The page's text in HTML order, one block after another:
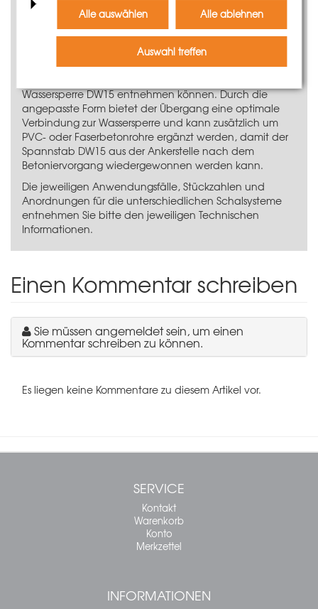
durchdachten Aufstecksystems sehr schnell und
spielend leicht zu montieren. Dazu müssen Sie nur den
Übergang auf die jeweiligen Enden der Wassersperre
DW15 aufstecken und den restlichen Aufbau zur
sicheren Abdichtung gegenüber Wasser durchführen,
Wassersperre DW15 entnehmen können. Durch die
angepasste Form bietet der Übergang eine optimale
Verbindung zur Wassersperre und kann zusätzlich um
PVC- oder Faserbetonrohre ergänzt werden, damit der
Spannstab DW15 aus der Ankerstelle nach dem
Betoniervorgang wiedergewonnen werden kann.
Die jeweiligen Anwendungsfälle, Stückzahlen und
Anordnungen für die unterschiedlichen Schalsysteme
entnehmen Sie bitte den jeweiligen Technischen
Informationen.
Einen Kommentar schreiben
Sie müssen angemeldet sein, um einen
Kommentar schreiben zu können.
Es liegen keine Kommentare zu diesem Artikel vor.
SERVICE
Kontakt
Warenkorb
Konto
Merkzettel
INFORMATIONEN
Alle auswählen Alle ablehnen
Auswahl treffen